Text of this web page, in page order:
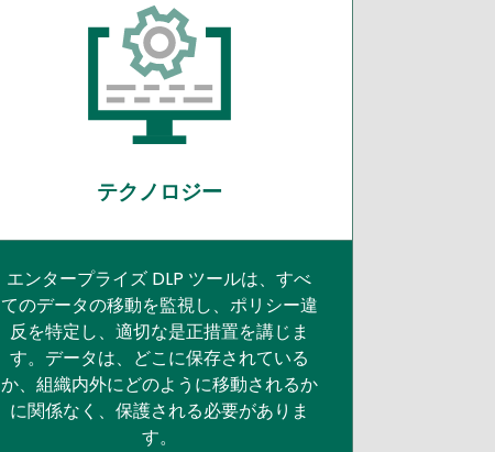
テクノロジー
エンタープライズ DLP ツールは、すべ
てのデータの移動を監視し、ポリシー違
反を特定し、適切な是正措置を講じま
す。データは、どこに保存されている
か、組織内外にどのように移動されるか
に関係なく、保護される必要がありま
す。